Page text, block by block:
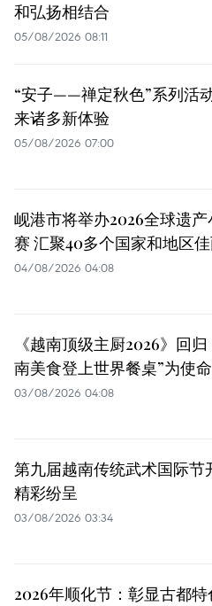
和弘扬相结合
05/08/2026 08:11
“安子——禅定秋色”系列活
来诸多新体验
05/08/2026 07:00
岘港市将举办2026全球遗
赛 汇聚40多个国家和地区
04/08/2026 04:08
《越南顶级主厨2026》回
南美食登上世界餐桌”为使命
03/08/2026 04:08
第九届越南传统武术国际节
精彩纷呈
03/08/2026 03:34
2026年顺化节：彰显古都